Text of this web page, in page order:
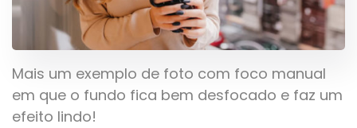
Mais um exemplo de foto com foco manual
em que o fundo fica bem desfocado e faz um
efeito lindo!